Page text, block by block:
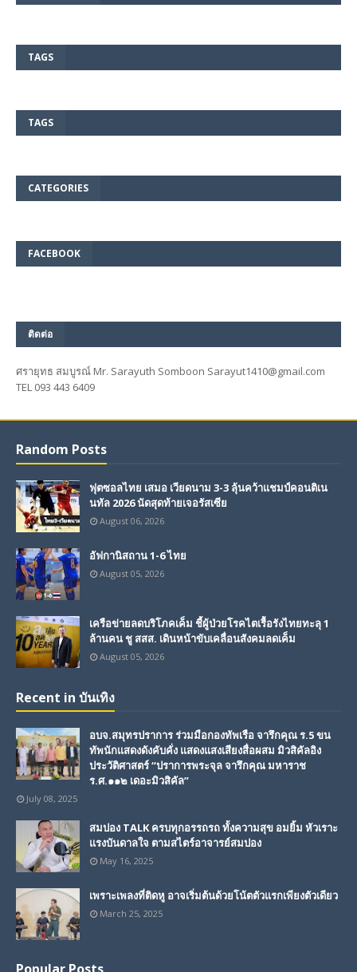
TAGS
TAGS
CATEGORIES
FACEBOOK
ติดต่อ
ศรายุทธ สมบูรณ์ Mr. Sarayuth Somboon Sarayut1410@gmail.com
TEL 093 443 6409
Random Posts
ฟุตซอลไทย เสมอ เวียดนาม 3-3 ลุ้นคว้าแชมป์คอนติเน
นทัล 2026 นัดสุดท้ายเจอรัสเซีย
August 06, 2026
อัฟกานิสถาน 1-6 ไทย
August 05, 2026
เครือข่ายลดบริโภคเค็ม ชี้ผู้ป่วยโรคไตเรื้อรังไทยทะลุ 1
ล้านคน ชู สสส. เดินหน้าขับเคลื่อนสังคมลดเค็ม
August 05, 2026
Recent in บันเทิง
อบจ.สมุทรปราการ ร่วมมือกองทัพเรือ จารึกคุณ ร.5 ขน
ทัพนักแสดงดังคับคั่ง แสดงแสงเสียงสื่อผสม มิวสิคัลอิง
ประวัติศาสตร์ “ปราการพระจุล จารึกคุณ มหาราช
ร.ศ.๑๑๒ เดอะมิวสิคัล”
July 08, 2025
สมปอง TALK ครบทุกอรรถรถ ทั้งความสุข อมยิ้ม หัวเราะ
แรงบันดาลใจ ตามสไตร์อาจารย์สมปอง
May 16, 2025
เพราะเพลงที่ติดหู อาจเริ่มต้นด้วยโน้ตตัวแรกเพียงตัวเดียว
March 25, 2025